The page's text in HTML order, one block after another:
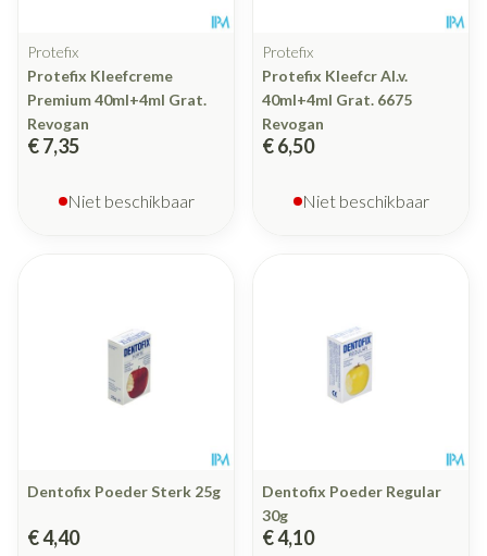
Protefix
Protefix Kleefcreme
Premium 40ml+4ml Grat.
Revogan
€ 7,35
Niet beschikbaar
Protefix
Protefix Kleefcr Al.v.
40ml+4ml Grat. 6675
Revogan
€ 6,50
Niet beschikbaar
Dentofix Poeder Sterk 25g
€ 4,40
Dentofix Poeder Regular
30g
€ 4,10